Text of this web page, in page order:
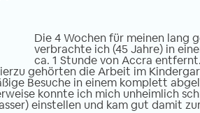
Die 4 Wochen für meinen lang
verbrachte ich (45 Jahre) in
ca. 1 Stunde von Accra
gehörten die Arbeit im
Besuche in einem komplett
konnte ich mich unheimlich
einstellen und kam gut damit